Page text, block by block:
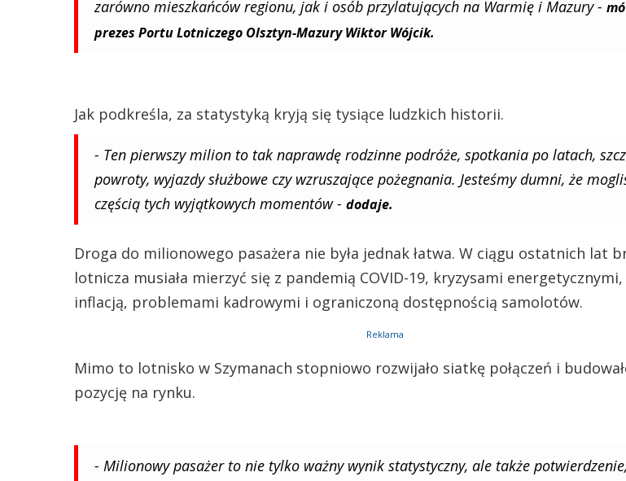
zarówno mieszkańców regionu, jak i osób przylatujących na Warmię i Mazury -
prezes Portu Lotniczego Olsztyn-Mazury Wiktor Wójcik.
Jak podkreśla, za statystyką kryją się tysiące ludzkich historii.
- Ten pierwszy milion to tak naprawdę rodzinne podróże, spotkania po latach,
powroty, wyjazdy służbowe czy wzruszające pożegnania. Jesteśmy dumni, że
częścią tych wyjątkowych momentów -dodaje.
Droga do milionowego pasażera nie była jednak łatwa. W ciągu ostatnich lat
lotnicza musiała mierzyć się z pandemią COVID-19, kryzysami
inflacją, problemami kadrowymi i ograniczoną dostępnością samolotów.
Reklama
Mimo to lotnisko w Szymanach stopniowo rozwijało siatkę połączeń i
pozycję na rynku.
- Milionowy pasażer to nie tylko ważny wynik statystyczny, ale także